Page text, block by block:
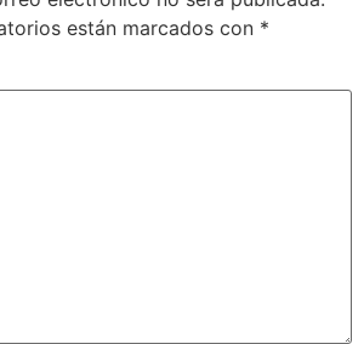
están marcados con *